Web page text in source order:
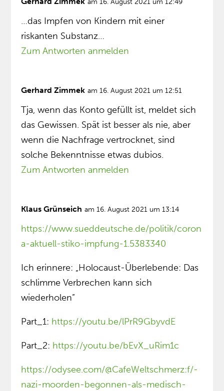
am 16. August 2021 um 12:49
…das Impfen von Kindern mit einer
riskanten Substanz…
Zum Antworten anmelden
Gerhard Zimmek am 16. August 2021 um 12:51
Tja, wenn das Konto gefüllt ist, meldet sich
das Gewissen. Spät ist besser als nie, aber
wenn die Nachfrage vertrocknet, sind
solche Bekenntnisse etwas dubios.
Zum Antworten anmelden
Klaus Grünseich am 16. August 2021 um 13:14
https://www.sueddeutsche.de/politik/coron
a-aktuell-stiko-impfung-1.5383340
Ich erinnere: „Holocaust-Überlebende: Das
schlimme Verbrechen kann sich
wiederholen”
Part_1: https://youtu.be/lPrR9GbyvdE
Part_2: https://youtu.be/bEvX_uRim1c
https://odysee.com/@CafeWeltschmerz:f/-
nazi-moorden-begonnen-als-medisch-